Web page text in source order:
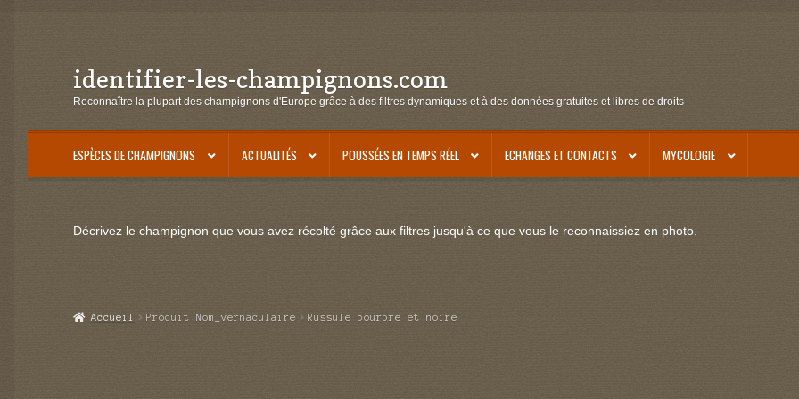
Aller
à
navigation
Aller
au
identifier-les-champignons.com
Reconnaître la plupart des champignons d'Europe grâce à des filtres dynamiques et à des données gratuites et libres de droits
ESPÈCES DE CHAMPIGNONS ACTUALITÉS POUSSÉES EN TEMPS RÉEL ECHANGES ET CONTACTS MYCOLOGIE
Décrivez le champignon que vous avez récolté grâce aux filtres jusqu'à ce que vous le reconnaissiez en photo.
Accueil Produit Nom_vernaculaire Russule pourpre et noire